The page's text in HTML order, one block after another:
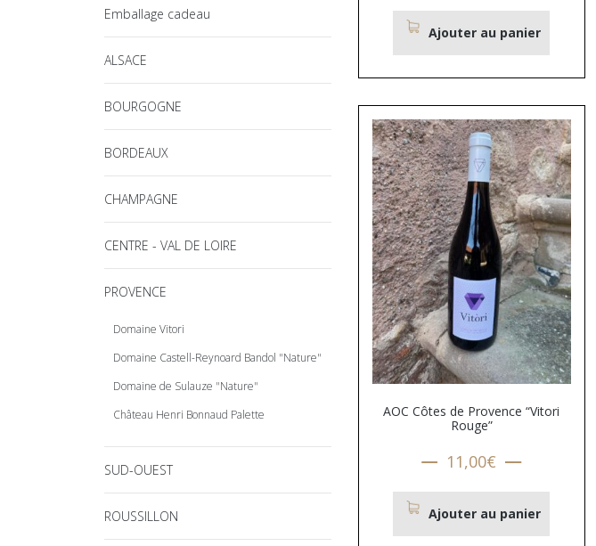
Emballage cadeau
ALSACE
BOURGOGNE
BORDEAUX
CHAMPAGNE
CENTRE - VAL DE LOIRE
PROVENCE
Domaine Vitori
Domaine Castell-Reynoard Bandol "Nature"
Domaine de Sulauze "Nature"
Château Henri Bonnaud Palette
SUD-OUEST
ROUSSILLON
Ajouter au panier
AOC Côtes de Provence “Vitori
Rouge”
11,00€
Ajouter au panier